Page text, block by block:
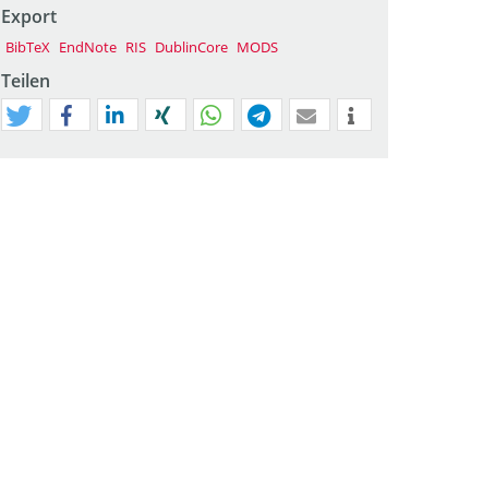
Export
BibTeX EndNote RIS DublinCore MODS
Teilen